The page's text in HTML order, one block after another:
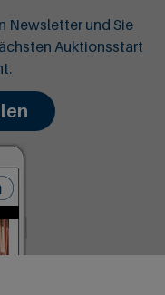
Newsletter und Sie
Auktionsstart